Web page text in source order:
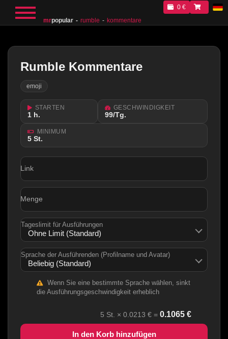
mrpopular rumble kommentare
0 €
Rumble Kommentare
emoji
STARTEN
1 h.
GESCHWINDIGKEIT
99/Tg.
MINIMUM
5 St.
Link
Menge
Tageslimit für Ausführungen
Sprache der Ausführenden (Profilname und Avatar)
Wenn Sie eine bestimmte Sprache wählen, sinkt
die Ausführungsgeschwindigkeit erheblich
5 St. × 0.0213 € = 0.1065 €
In den Korb hinzufügen